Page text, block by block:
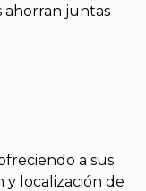
ahorran juntas
a sus
y localización de